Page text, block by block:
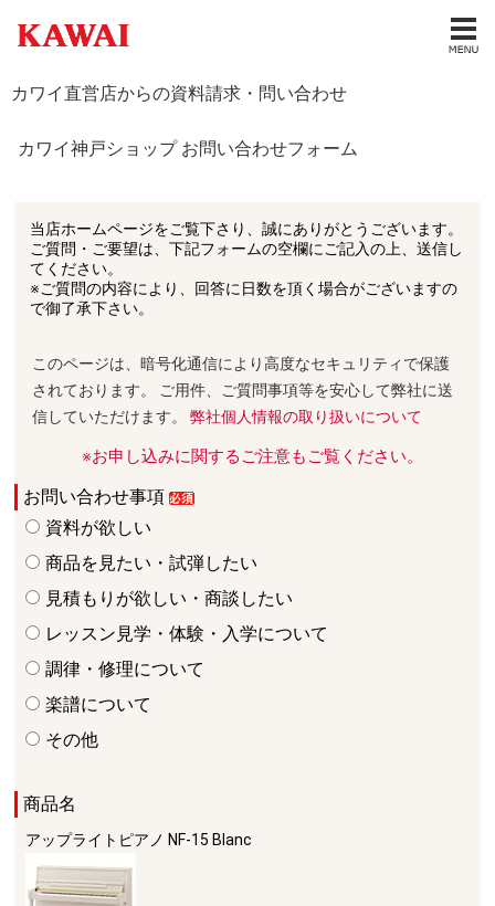
カワイ直営店からの資料請求・問い合わせ
カワイ神戸ショップ お問い合わせフォーム
当店ホームページをご覧下さり、誠にありがとうございます。
ご質問・ご要望は、下記フォームの空欄にご記入の上、送信し
てください。
※ご質問の内容により、回答に日数を頂く場合がございますの
で御了承下さい。
このページは、暗号化通信により高度なセキュリティで保護
されております。 ご用件、ご質問事項等を安心して弊社に送
信していただけます。弊社個人情報の取り扱いについて
※お申し込みに関するご注意もご覧ください。
お問い合わせ事項
資料が欲しい
商品を見たい・試弾したい
見積もりが欲しい・商談したい
レッスン見学・体験・入学について
調律・修理について
楽譜について
その他
商品名
アップライトピアノ NF-15 Blanc